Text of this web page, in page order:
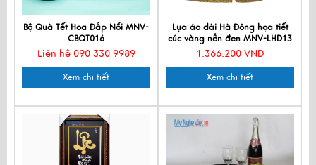
Bộ Quà Tết Hoa Đắp Nổi MNV-
CBQT016
Liên hệ 090 330 9989
Xem chi tiết
Lụa áo dài Hà Đông họa tiết
cúc vàng nền đen MNV-LHD13
1.366.200 VNĐ
Xem chi tiết